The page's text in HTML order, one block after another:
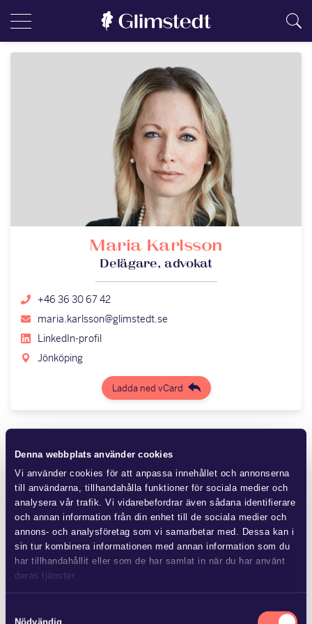
Denna webbplats använder cookies
Vi använder cookies för att anpassa innehållet och annonserna
till användarna, tillhandahålla funktioner för sociala medier och
analysera vår trafik. Vi vidarebefordrar även sådana identifierare
och annan information från din enhet till de sociala medier och
annons- och analysföretag som vi samarbetar med. Dessa kan i
sin tur kombinera informationen med annan information som du
har tillhandahållit eller som de har samlat in när du har använt
deras tjänster.
oss och på vilket sätt vi behandlar personuppgifter.
Maria Karlsson
Delägare, advokat
+46 36 30 67 42
maria.karlsson@glimstedt.se
LinkedIn-profil
Jönköping
Ladda ned vCard
Profil
Maria är advokat och arbetar brett med affärsjuridik och
kommersiell avtalsrätt. Hon har flerårig erfarenhet av
affärsjuridisk rådgivning, bl.a. till etablerade företag och
start-ups i teknikintensiva branscher. Hon har särskilt
inriktat sig mot IT och dataskydd (GDPR) och biträder
regelbundet klienter med regelefterlevnadsfrågor samt
upprättande och granskning av avtal på området. Maria har
ombud i kommersiella tvister i allmän domstol och inom